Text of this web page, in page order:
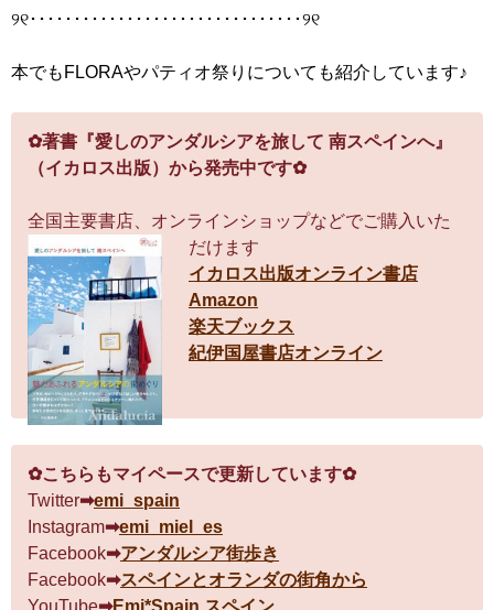
୨୧･･･････････････････････････････୨୧
本でもFLORAやパティオ祭りについても紹介しています♪
✿著書『愛しのアンダルシアを旅して 南スペインへ』
（イカロス出版）から発売中です✿
全国主要書店、オンラインショップなどでご購入いた
だけます
イカロス出版オンライン書店
Amazon
楽天ブックス
紀伊国屋書店オンライン
✿こちらもマイペースで更新しています✿
Twitter➡emi_spain
Instagram➡emi_miel_es
Facebook➡アンダルシア街歩き
Facebook➡スペインとオランダの街角から